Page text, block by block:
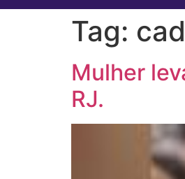
Tag:
Mulher
RJ.